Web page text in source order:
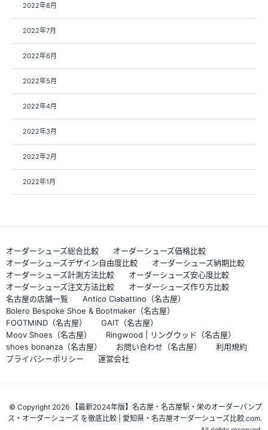
2022年8月
2022年7月
2022年6月
2022年5月
2022年4月
2022年3月
2022年2月
2022年1月
オーダーシューズ総合比較
オーダーシューズ価格比較
オーダーシューズデザイン自由度比較
オーダーシューズ納期比較
オーダーシューズ計測方法比較
オーダーシューズ安心度比較
オーダーシューズ注文方法比較
オーダーシューズ作り方比較
名古屋の店舗一覧
Antico Ciabattino（名古屋）
Bolero Bespoke Shoe & Bootmaker（名古屋）
FOOTMIND（名古屋）
GAIT（名古屋）
Moov Shoes（名古屋）
Ringwood | リングウッド（名古屋）
shoes bonanza（名古屋）
お問い合わせ（名古屋）
利用規約
プライバシーポリシー
運営会社
© Copyright 2026 【最新2024年版】名古屋・名古屋駅・栄のオーダーパンプ
ス・オーダーシューズ を徹底比較 | 愛知県・名古屋オーダーシューズ比較.com.